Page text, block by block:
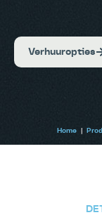
Verhuuropties
Home